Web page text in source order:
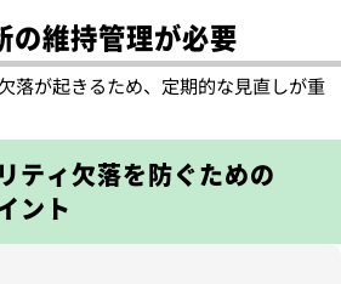
の維持管理が必要
落が起きるため、定期的な見直しが重
ティ欠落を防ぐための
ント